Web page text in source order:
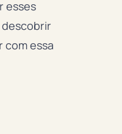
esses
com essa